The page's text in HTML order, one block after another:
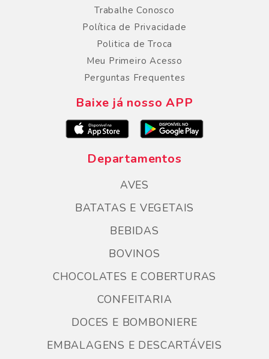
Trabalhe Conosco
Política de Privacidade
Politica de Troca
Meu Primeiro Acesso
Perguntas Frequentes
Baixe já nosso APP
Departamentos
AVES
BATATAS E VEGETAIS
BEBIDAS
BOVINOS
CHOCOLATES E COBERTURAS
CONFEITARIA
DOCES E BOMBONIERE
EMBALAGENS E DESCARTÁVEIS